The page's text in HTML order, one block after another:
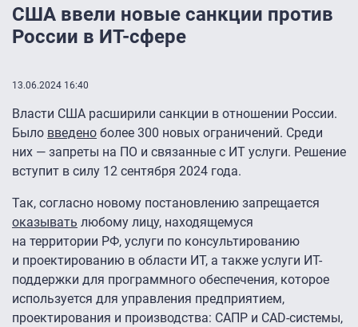
США ввели новые санкции против
России в ИТ-сфере
13.06.2024 16:40
Власти США расширили санкции в отношении России.
Было введено более 300 новых ограничений. Среди
них — запреты на ПО и связанные с ИТ услуги. Решение
вступит в силу 12 сентября 2024 года.
Так, согласно новому постановлению запрещается
оказывать любому лицу, находящемуся
на территории РФ, услуги по консультированию
и проектированию в области ИТ, а также услуги ИТ-
поддержки для программного обеспечения, которое
используется для управления предприятием,
проектирования и производства: САПР и CAD-системы,